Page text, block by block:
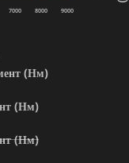
(Нм)
(Нм)
(Нм)
7000 8000 9000